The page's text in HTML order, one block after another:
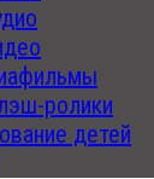
ролики
детей